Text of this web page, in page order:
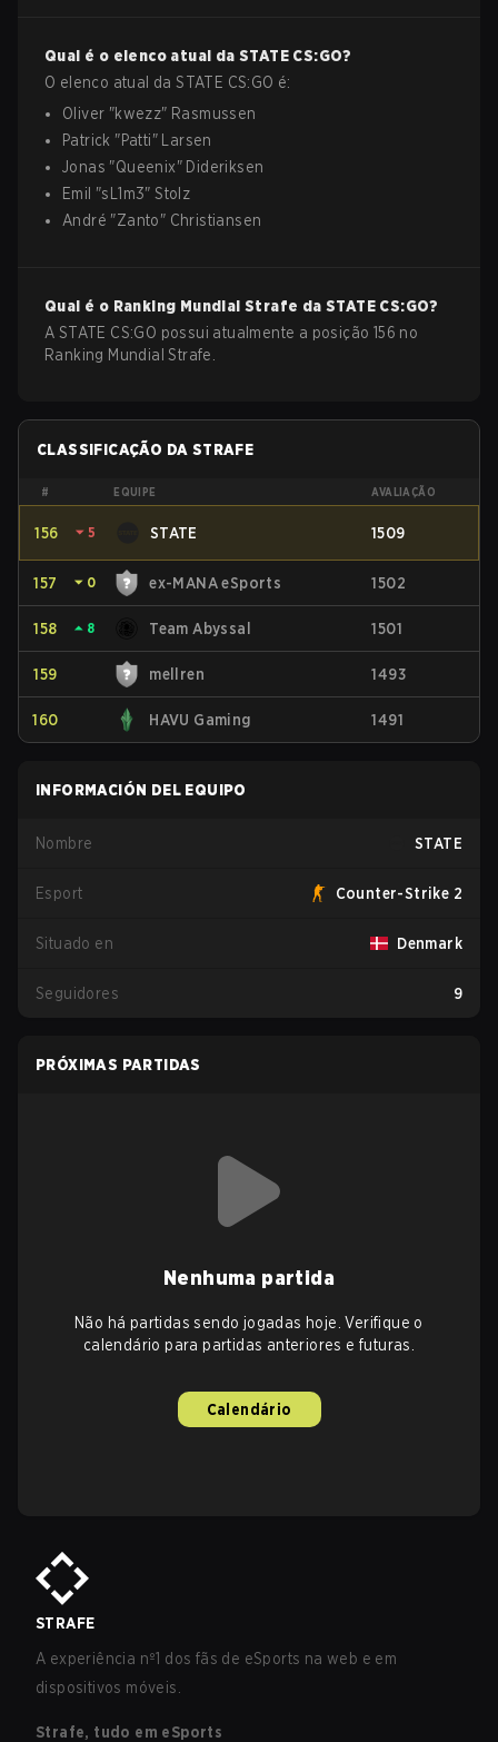
Qual é o elenco atual da STATE CS:GO?
O elenco atual daSTATE CS:GO é:
Oliver "kwezz" Rasmussen
Patrick "Patti"
Larsen
Jonas "Queenix" Dideriksen
Emil "sL1m3"Stolz
André "Zanto" Christiansen
Qual é o Ranking Mundial Strafe da STATE CS:GO?
A STATE CS:GO possui atualmente a posição 156 no
Ranking Mundial Strafe.
CLASSIFICAÇÃO DA STRAFE
# EQUIPE AVALIAÇÃO
156 ⏷ 5 STATE 1509
157 ⏷ 0 ex-MANA eSports 1502
158 ⏶ 8 Team Abyssal 1501
159 mellren 1493
160 HAVU Gaming 1491
INFORMACIÓN DEL EQUIPO
Nombre STATE
Esport Counter-Strike 2
Situado en Denmark
Seguidores 9
PRÓXIMAS PARTIDAS
Nenhuma partida
Não há partidas sendo jogadas hoje. Verifique o
calendário para partidas anteriores e futuras.
Calendário
STRAFE
A experiência nº1 dos fãs de eSports na web e em
dispositivos móveis.
Strafe, tudo em eSports